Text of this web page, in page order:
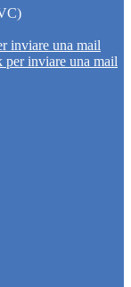
inviare una mail
per inviare una mail